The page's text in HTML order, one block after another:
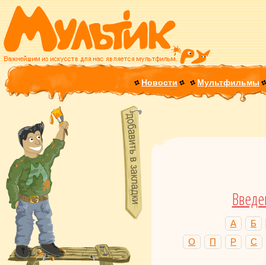
Новости Мультфильмы
А
Б
О
П Р С